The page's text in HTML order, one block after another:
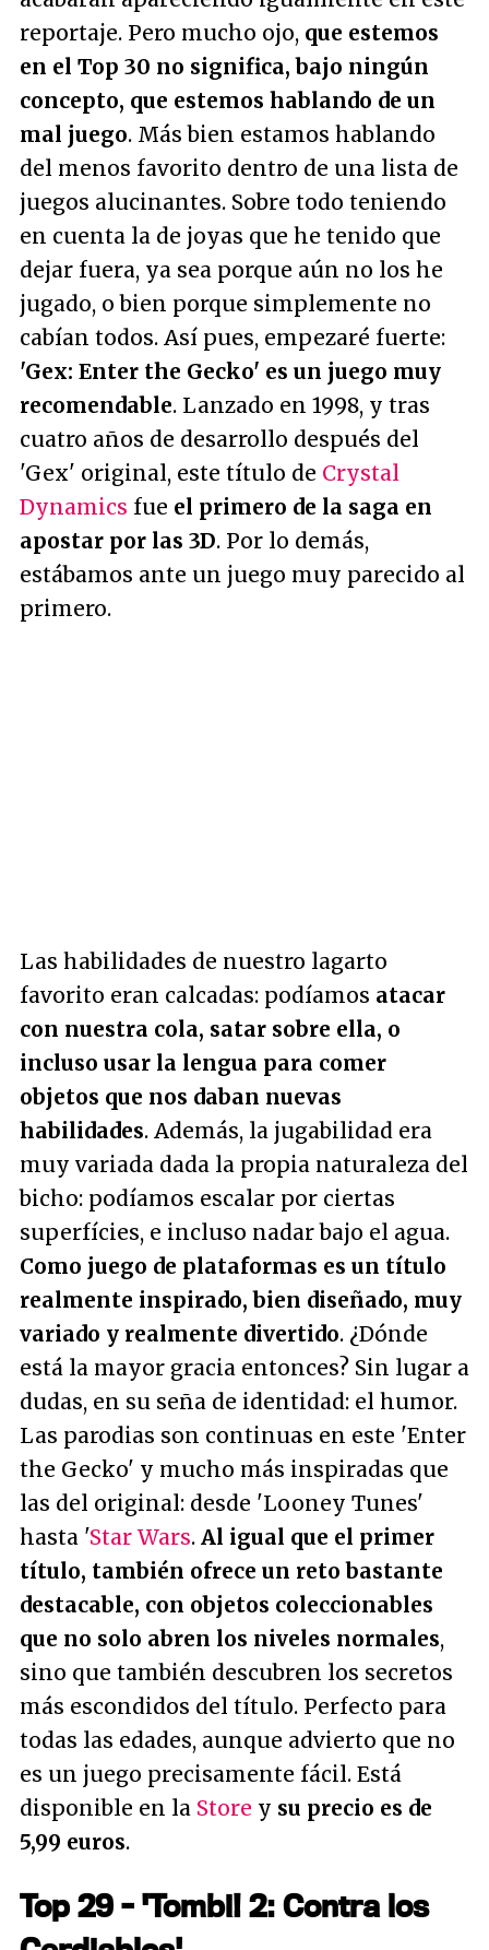
reportaje. Pero mucho ojo, que estemos
en el Top 30 no significa, bajo ningún
concepto, que estemos hablando de un
mal juego. Más bien estamos hablando
del menos favorito dentro de una lista de
juegos alucinantes. Sobre todo teniendo
en cuenta la de joyas que he tenido que
dejar fuera, ya sea porque aún no los he
jugado, o bien porque simplemente no
cabían todos. Así pues, empezaré fuerte:
'Gex: Enter the Gecko' es un juego muy
recomendable. Lanzado en 1998, y tras
cuatro años de desarrollo después del
'Gex' original, este título de Crystal
Dynamics fue el primero de la saga en
apostar por las 3D. Por lo demás,
estábamos ante un juego muy parecido al
primero.
Las habilidades de nuestro lagarto
favorito eran calcadas: podíamos atacar
con nuestra cola, satar sobre ella, o
incluso usar la lengua para comer
objetos que nos daban nuevas
habilidades. Además, la jugabilidad era
muy variada dada la propia naturaleza del
bicho: podíamos escalar por ciertas
superfícies, e incluso nadar bajo el agua.
Como juego de plataformas es un título
realmente inspirado, bien diseñado, muy
variado y realmente divertido. ¿Dónde
está la mayor gracia entonces? Sin lugar a
dudas, en su seña de identidad: el humor.
Las parodias son continuas en este 'Enter
the Gecko' y mucho más inspiradas que
las del original: desde 'Looney Tunes'
hasta 'Star Wars. Al igual que el primer
título, también ofrece un reto bastante
destacable, con objetos coleccionables
que no solo abren los niveles normales,
sino que también descubren los secretos
más escondidos del título. Perfecto para
todas las edades, aunque advierto que no
es un juego precisamente fácil. Está
disponible en la Store y su precio es de
5,99 euros.
Top 29 - 'Tombi! 2: Contra los